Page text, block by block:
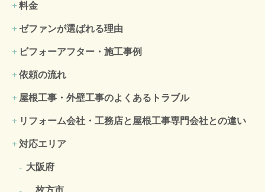
料金
ゼファンが選ばれる理由
ビフォーアフター・施工事例
依頼の流れ
屋根工事・外壁工事のよくある トラブル
リフォーム会社・工務店と屋根工事専門会社との違い
対応エリア
大阪府
枚方市